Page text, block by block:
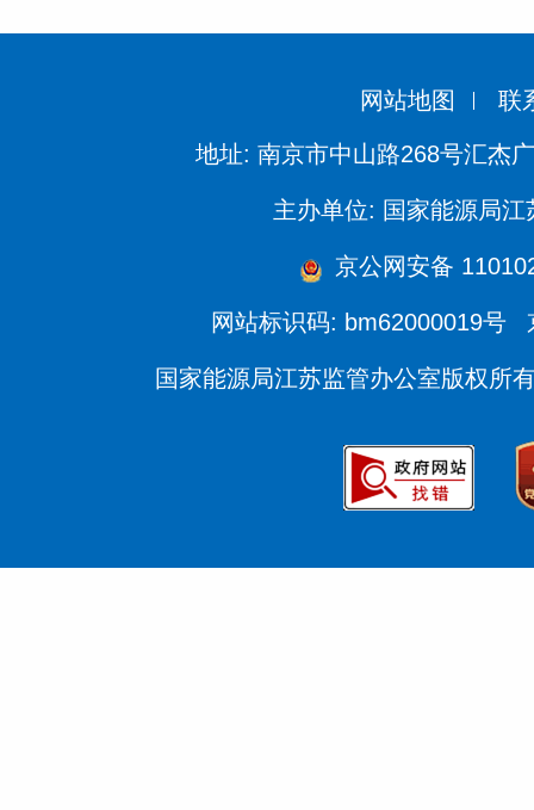
网站地图 联
地址: 南京市中山路268号汇杰
主办单位: 国家能源局江
京公网安备
网站标识码: bm62000019号
国家能源局江苏监管办公室版权所